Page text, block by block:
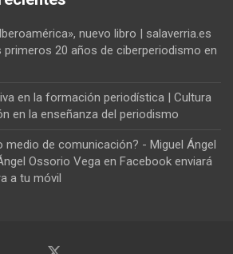
nuevo libro | salaverria.es
primeros 20 años de ciberperiodismo en
en la formación periodística | Cultura
en la enseñanza del periodismo
medio de comunicación? - Miguel Ángel
Ossorio Vega en Facebook enviará
a tu móvil